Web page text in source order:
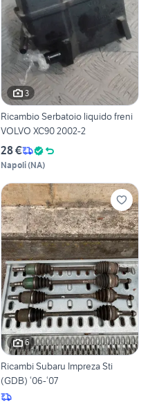
3
Ricambio Serbatoio liquido freni
VOLVO XC90 2002-2
28 €
Napoli(NA)
6
Ricambi Subaru Impreza Sti
(GDB) ‘06-‘07